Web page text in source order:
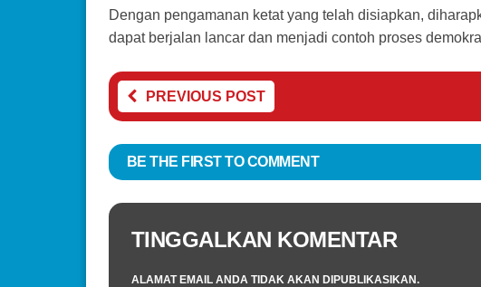
Dengan pengamanan ketat yang telah disiapkan,
dapat berjalan lancar dan menjadi contoh proses
PREVIOUS POST
BE THE FIRST TO COMMENT
TINGGALKAN KOMENTAR
ALAMAT EMAIL ANDA TIDAK AKAN DIPUBLIKASIKAN.